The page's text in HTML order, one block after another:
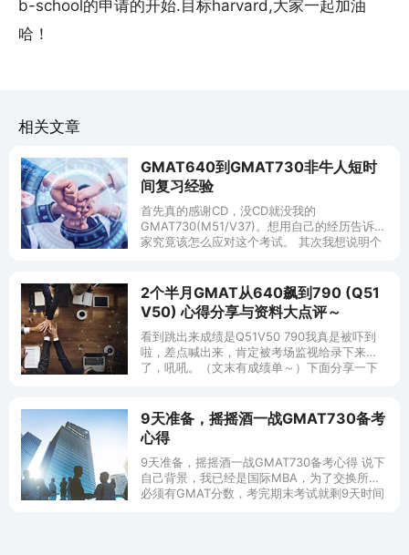
b-school的申请的开始.目标harvard,大家一起加油
哈！
相关文章
GMAT640到GMAT730非牛人短时
间复习经验
首先真的感谢CD，没CD就没我的
GMAT730(M51/V37)。想用自己的经历告诉大
家究竟该怎么应对这个考试。 其次我想说明个
2个半月GMAT从640飙到790 (Q51
V50) 心得分享与资料大点评～
看到跳出来成绩是Q51V50 790我真是被吓到
啦，差点喊出来，肯定被考场监视给录下来
了，吼吼。（文末有成绩单～）下面分享一下
9天准备，摇摇酒一战GMAT730备考
心得
9天准备，摇摇酒一战GMAT730备考心得 说下
自己背景，我已经是国际MBA，为了交换所以
必须有GMAT分数，考完期末考试就剩9天时间